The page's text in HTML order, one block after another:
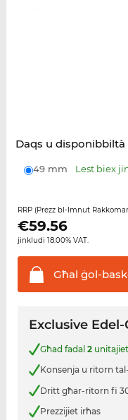
Daqs u disponibbiltà
49 mm Lest biex
RRP (Prezz bl-Imnut
€59.56
jinkludi 18.00% VAT.
Għal ġol-
Exclusive
Għad fadal 2
Konsenja u ritorn
Dritt għar-ritorn fi
Prezzijiet irħas